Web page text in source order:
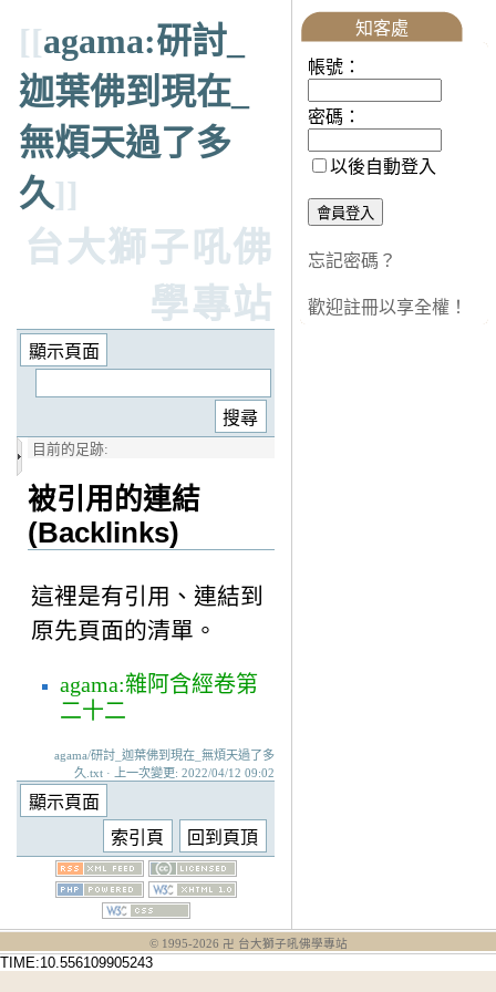
[[agama:研討_
迦葉佛到現在_
無煩天過了多
久]]
台大獅子吼佛
學專站
目前的足跡:
被引用的連結
(Backlinks)
這裡是有引用、連結到
原先頁面的清單。
agama:雜阿含經卷第
二十二
agama/研討_迦葉佛到現在_無煩天過了多
久.txt · 上一次變更: 2022/04/12 09:02
知客處
帳號：
密碼：
以後自動登入
忘記密碼？
歡迎註冊以享全權！
© 1995-2026 卍 台大獅子吼佛學專站
TIME:10.556109905243